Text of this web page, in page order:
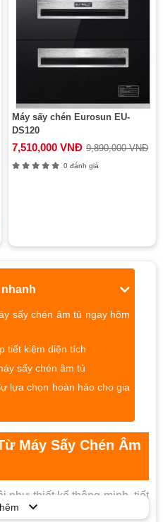
Máy sấy chén Eurosun EU-
DS120
7,510,000 VNĐ 9,890,000 VNĐ
0 đánh giá
sấy chén âm tủ ngay hôm
tiết kiệm diện tích
sấy chén âm tủ
lựa chọn hoàn hảo cho gia
Máy Sấy Chén Âm
như thiết kế thông minh, tiết
và năng lượng, máy sấy